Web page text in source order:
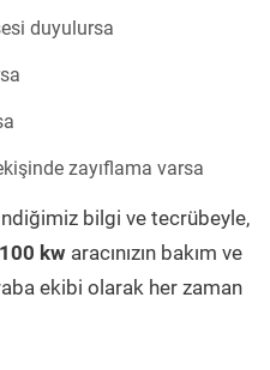
duyulursa
zayıflama varsa
bilgi ve tecrübeyle,
kw aracınızın bakım ve
ekibi olarak her zaman